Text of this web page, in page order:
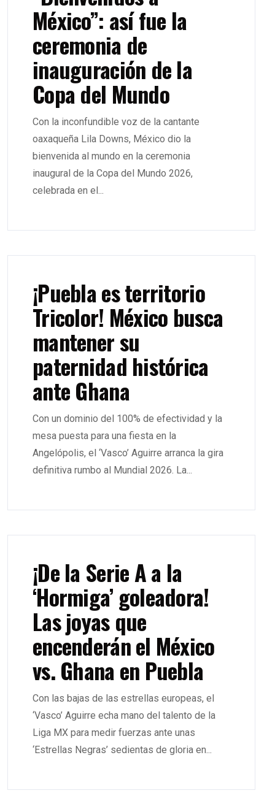
México”: así fue la
ceremonia de
inauguración de la
Copa del Mundo
Con la inconfundible voz de la cantante
oaxaqueña Lila Downs, México dio la
bienvenida al mundo en la ceremonia
inaugural de la Copa del Mundo 2026,
celebrada en el...
¡Puebla es territorio
Tricolor! México busca
mantener su
paternidad histórica
ante Ghana
Con un dominio del 100% de efectividad y la
mesa puesta para una fiesta en la
Angelópolis, el ‘Vasco’ Aguirre arranca la gira
definitiva rumbo al Mundial 2026. La...
¡De la Serie A a la
‘Hormiga’ goleadora!
Las joyas que
encenderán el México
vs. Ghana en Puebla
Con las bajas de las estrellas europeas, el
‘Vasco’ Aguirre echa mano del talento de la
Liga MX para medir fuerzas ante unas
‘Estrellas Negras’ sedientas de gloria en...